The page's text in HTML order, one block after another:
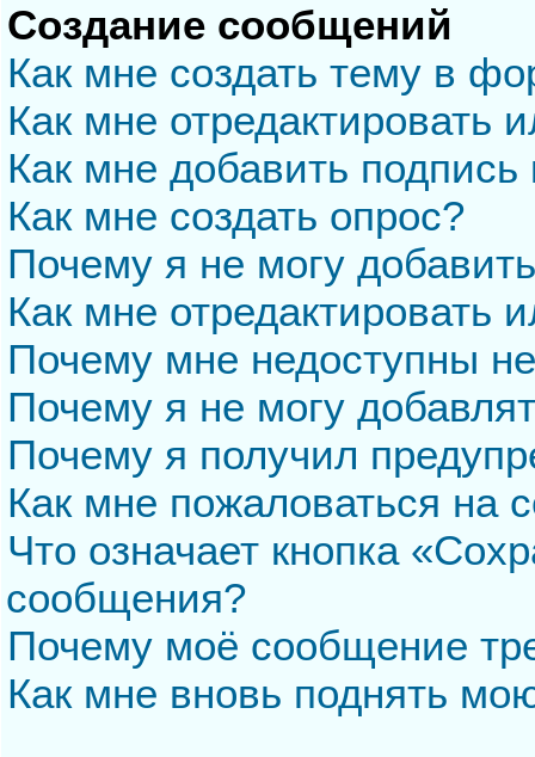
Создание сообщений
Как мне создать тему в
Как мне отредактировать
Как мне добавить
Как мне создать опрос?
Почему я не могу
Как мне отредактировать
Почему мне недоступны
Почему я не могу
Почему я получил
Как мне пожаловаться на
Что означает кнопка
сообщения?
Почему моё сообщение
Как мне вновь поднять